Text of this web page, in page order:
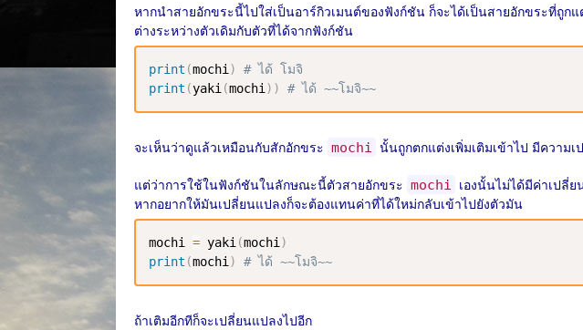
หากนำสายอักขระนี้ไปใส่เป็นอาร์กิวเมนต์ของฟังก์ชัน ก็จะได้เป็นสายอักขระที่ถูกแ
ต่างระหว่างตัวเดิมกับตัวที่ได้จากฟังก์ชัน
print (mochi )
# ได้ โมจิ
print (yaki (mochi ) ) # ได้ ~~โมจิ~~
จะเห็นว่าดูแล้วเหมือนกับสักอักขระ mochi นั้นถูกตกแต่งเพิ่มเติมเข้าไป มีความ
แต่ว่าการใช้ในฟังก์ชันในลักษณะนี้ตัวสายอักขระ mochi
เองนั้นไม่ได้มีค่าเปลี่
หากอยากให้มันเปลี่ยนแปลงก็จะต้องแทนค่าที่ได้ใหม่กลับเข้าไปยังตัวมัน
mochi = yaki (mochi )
print (mochi ) # ได้ ~~โมจิ~~
ถ้าเติมอีกทีก็จะเปลี่ยนแปลงไปอีก